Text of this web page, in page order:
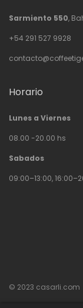
Sarmiento 550,
+54 291 527 9928
Horario
Lunes a Viernes
08.00 -20.00 hs
Sabados
09:00–13:00,
© 2023 casarli.com